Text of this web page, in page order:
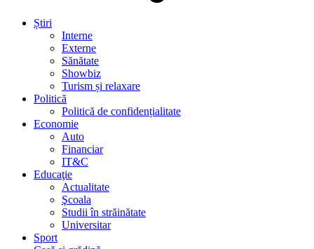
Știri
Interne
Externe
Sănătate
Showbiz
Turism și relaxare
Politică
Politică de confidențialitate
Economie
Auto
Financiar
IT&C
Educaţie
Actualitate
Şcoala
Studii în străinătate
Universitar
Sport